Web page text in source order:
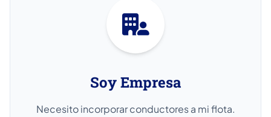
Soy Empresa
Necesito incorporar conductores a mi flota.